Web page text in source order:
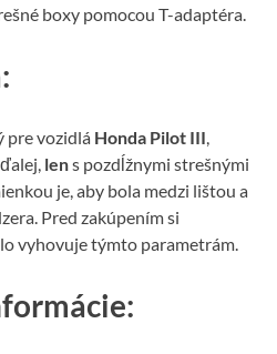
boxy pomocou T-adaptéra.
pre vozidlá Honda Pilot III
lens pozdĺžnymi strešnými
je, aby bola medzi lištou a
Pred zakúpením si
vyhovuje týmto parametrám.